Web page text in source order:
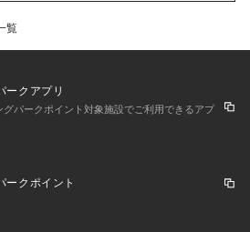
覧
ークアプリ
パークポイント対象施設でご利用できるアプ
ークポイント